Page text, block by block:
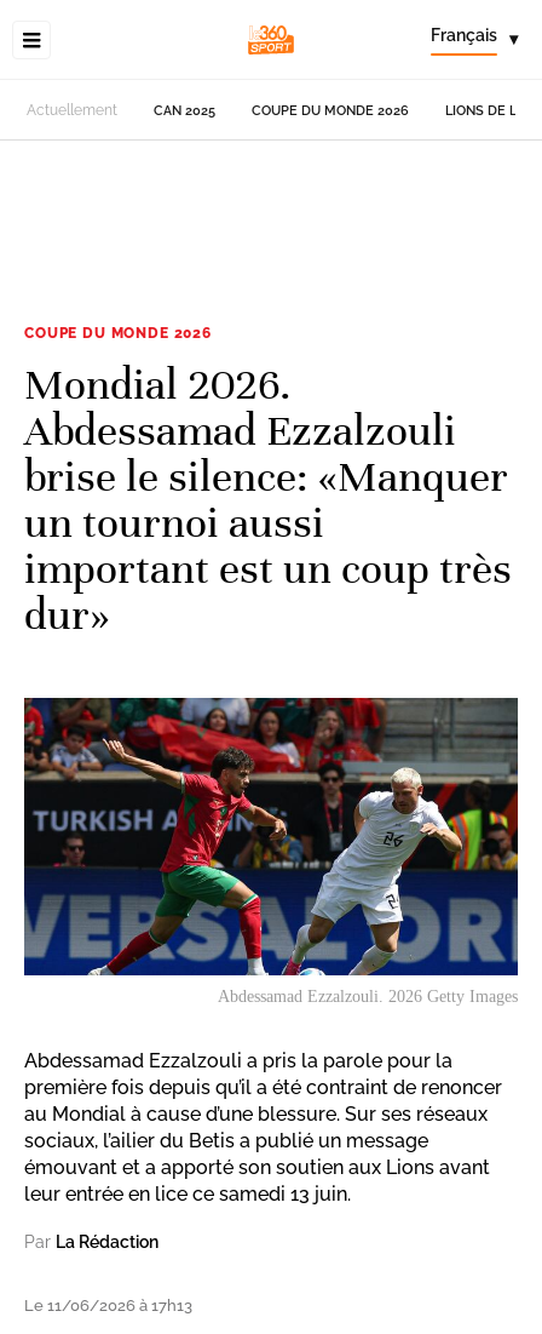
Français ▾
Actuellement CAN 2025 COUPE DU MONDE 2026 LIONS DE
COUPE DU MONDE 2026
Mondial 2026.
Abdessamad Ezzalzouli
brise le silence: «Manquer
un tournoi aussi
important est un coup très
dur»
Abdessamad Ezzalzouli. 2026 Getty Images
Abdessamad Ezzalzouli a pris la parole pour la
première fois depuis qu’il a été contraint de renoncer
au Mondial à cause d’une blessure. Sur ses réseaux
sociaux, l’ailier du Betis a publié un message
émouvant et a apporté son soutien aux Lions avant
leur entrée en lice ce samedi 13 juin.
Par La Rédaction
Le 11/06/2026 à 17h13